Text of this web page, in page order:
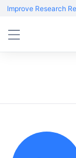
Improve Research